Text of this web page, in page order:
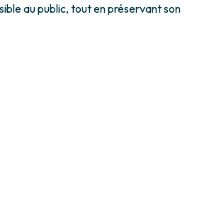
au public, tout en préservant son